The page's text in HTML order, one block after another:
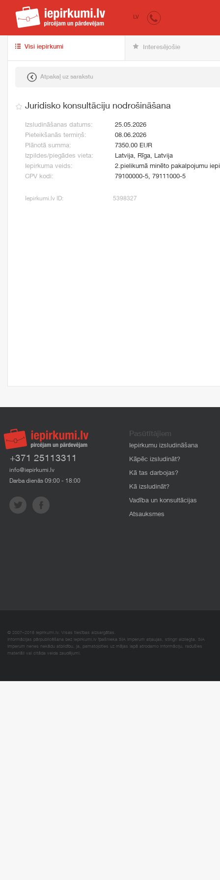
iepirkumi.lv
LV
Visi iepirkumi Interesējošie
Atpakaļ uz sarakstu
Juridisko konsultāciju nodrošināšana
Izsludināšanas datums:
25.05.2026
Pieteikšanās termiņš:
08.06.2026
Plānotā summa:
7350.00 EUR
Izpildes/piegādes vieta:
Latvija, Rīga, Latvija
Iepirkuma veids:
2.pielikumā minēto pakalpojumu
CPV kodi:
79100000-5, 79111000-5
Iepirkumi.lv ID: 5398327
+371 25113311
info@iepirkumi.lv
Darba dienās 09:00 - 18:00
Pasūtītājiem
Iepirkumu izsludināšana
Kāpēc izsludināt?
Kā tas darbojas?
Kā izsludināt?
Vadība un konsultācijas
Atsauksmes
© 2007–2018 Iepirkumi.lv. Visas tiesības aizsargātas.
Informācijas pārpublicēšana bez iepirkumi.lv īpašnieka SIA Imperum atļaujas, stingri aizliegta. SIA
Imperum nenes nekādu atbildību, ja, pamatojoties uz mājas lapā atrodamo informāciju, radušies
materiāli vai citāda veida zaudējumi.